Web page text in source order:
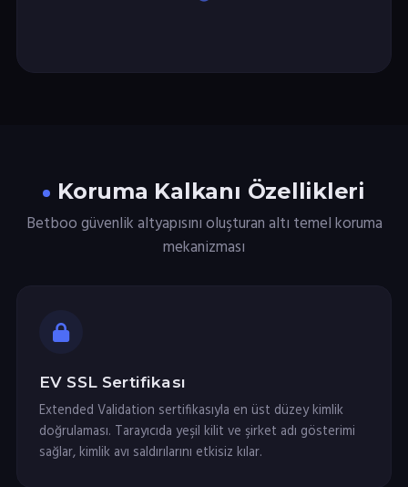
Koruma Kalkanı Özellikleri
Betboo güvenlik altyapısını oluşturan altı temel koruma
mekanizması
EV SSL Sertifikası
Extended Validation sertifikasıyla en üst düzey kimlik
doğrulaması. Tarayıcıda yeşil kilit ve şirket adı gösterimi
sağlar, kimlik avı saldırılarını etkisiz kılar.